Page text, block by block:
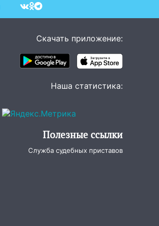
Скачать приложение:
Наша статистика:
Полезные ссылки
Служба судебных приставов